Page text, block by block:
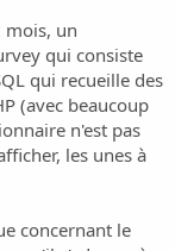
mois, un
qui consiste
qui recueille des
(avec beaucoup
n'est pas
les unes à
concernant le